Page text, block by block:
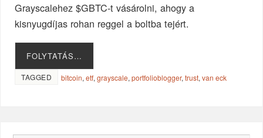
Grayscalehez $GBTC-t vásárolni, ahogy a
kisnyugdíjas rohan reggel a boltba tejért.
FOLYTATÁS…
TAGGED bitcoin,etf,grayscale,portfolioblogger,trust,van eck